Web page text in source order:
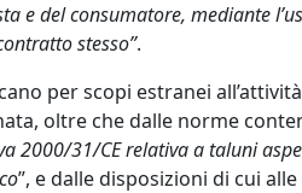
e del consumatore, mediante
stesso”.
per scopi estranei all’attività
oltre che dalle norme
2000/31/CE relativa a taluni
”, e dalle disposizioni di cui